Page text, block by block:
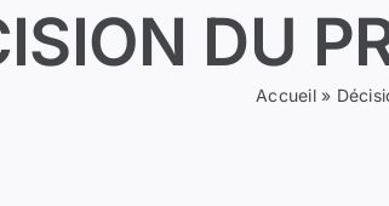
DU
Accueil»